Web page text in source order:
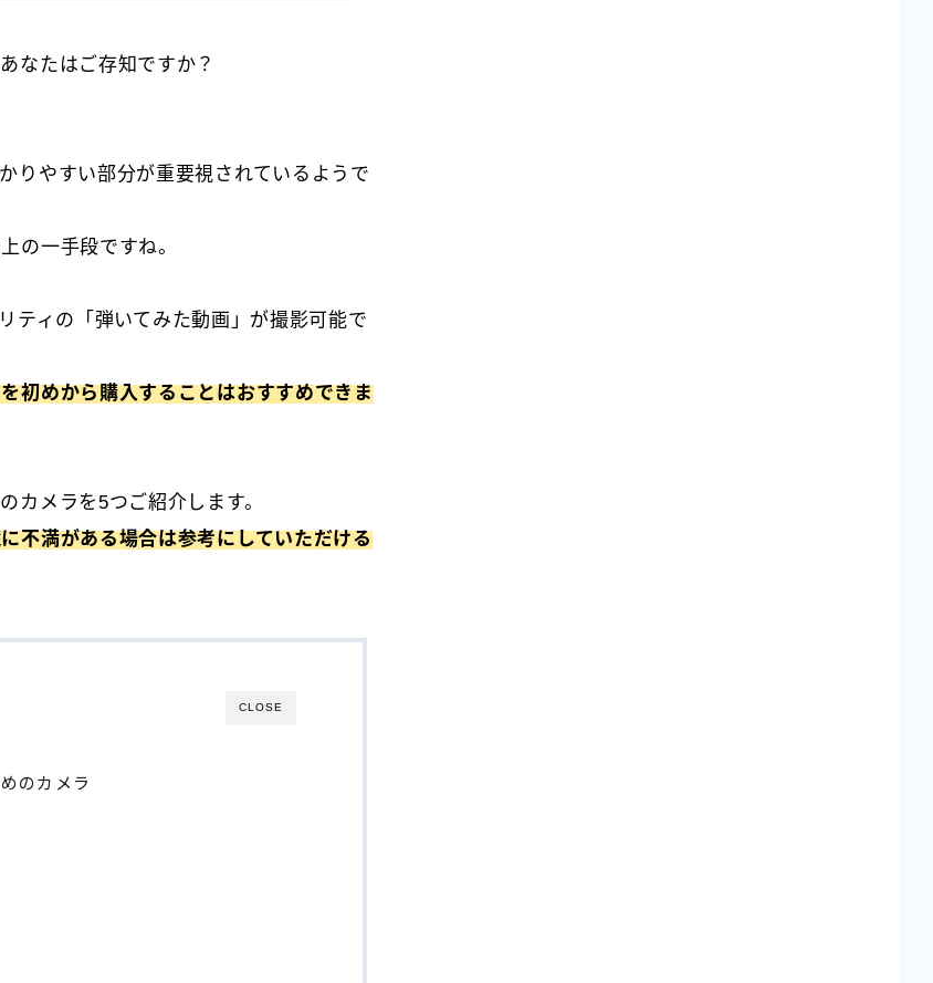
なたはご存知ですか？
りやすい部分が重要視されているようで
の一手段ですね。
ティの「弾いてみた動画」が撮影可能で
初めから購入することはおすすめできま
カメラを5つご紹介します。
不満がある場合は参考にしていただける
CLOSE
のカメラ